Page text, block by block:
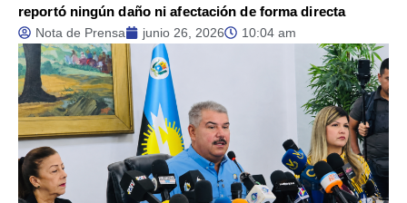
reportó ningún daño ni afectación de forma directa
Nota de Prensa junio 26, 2026 10:04 am